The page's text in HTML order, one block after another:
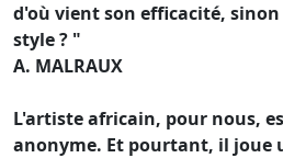
d'où vient son efficacité,
style ? "
A. MALRAUX
L'artiste africain, pour nous,
anonyme. Et pourtant, il joue